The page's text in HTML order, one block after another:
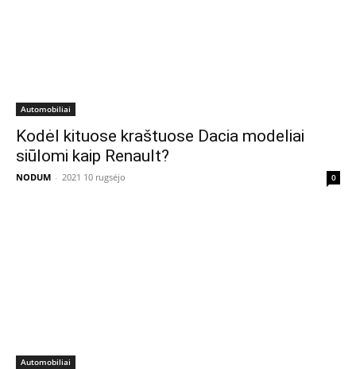
Automobiliai
Kodėl kituose kraštuose Dacia modeliai
siūlomi kaip Renault?
NODUM - 2021 10 rugsėjo 0
Automobiliai